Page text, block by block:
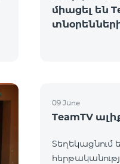
միացել են
09 June
TeamTV
Տեղեկացնում